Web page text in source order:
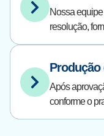
Nossa
resolução,
Produção
Após
conforme o